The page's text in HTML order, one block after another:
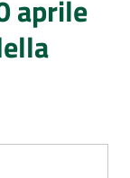
aprile